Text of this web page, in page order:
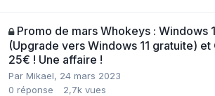
Promo de mars Whokeys : Windows
(Upgrade vers Windows 11 gratuite) et
25€ ! Une affaire !
Par Mikael, 24 mars 2023
0 réponse 2,7k vues